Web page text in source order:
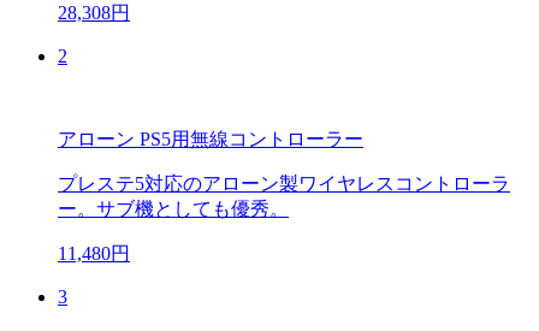
28,308円
2
アローン PS5用無線コントローラー
プレステ5対応のアローン製ワイヤレスコントローラ
ー。サブ機としても優秀。
11,480円
3